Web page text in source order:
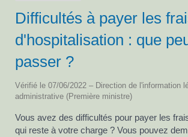
Difficultés à payer les
d'hospitalisation : que
passer ?
Vérifié le 07/06/2022 – Direction de l'information
administrative (Première ministre)
Vous avez des difficultés pour payer les
qui reste à votre charge ? Vous pouvez